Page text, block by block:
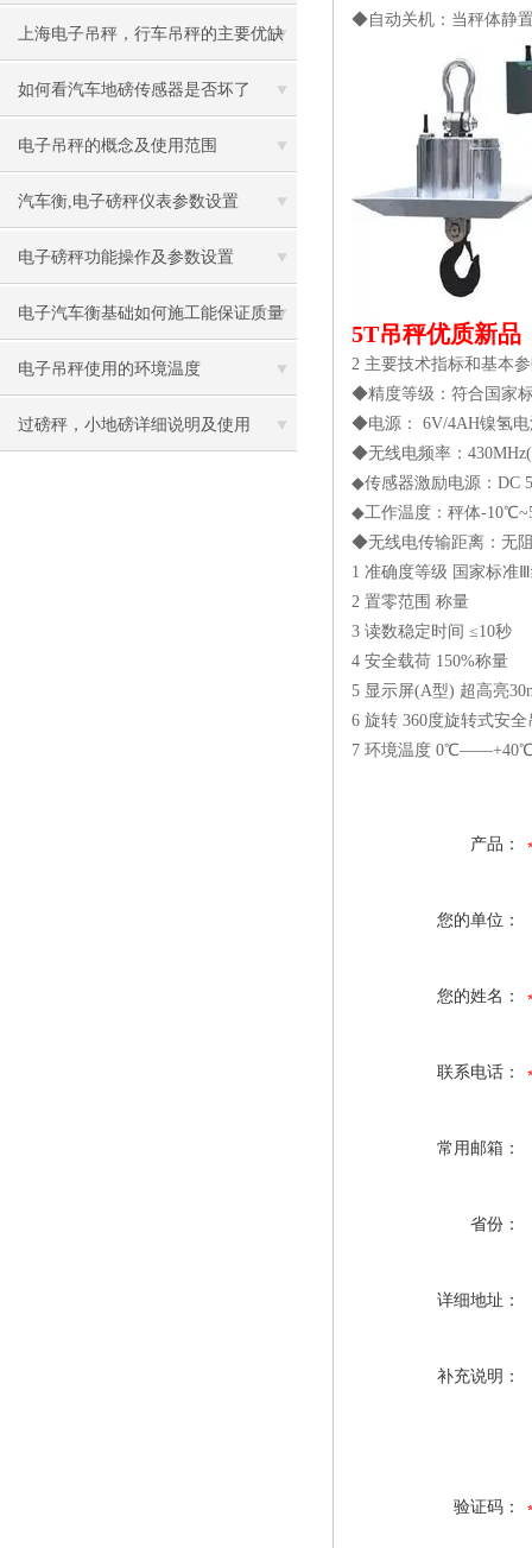
说明
上海电子吊秤，行车吊秤的主要优缺
点
如何看汽车地磅传感器是否坏了
电子吊秤的概念及使用范围
汽车衡,电子磅秤仪表参数设置
电子磅秤功能操作及参数设置
电子汽车衡基础如何施工能保证质量
电子吊秤使用的环境温度
过磅秤，小地磅详细说明及使用
◆自动关机：当秤体静
5T吊秤优质新品
2 主要技术指标和基本
◆精度等级：符合国家
◆电源： 6V/4AH镍氢电
◆无线电频率：
◆传感器激励电源：DC
◆工作温度：秤体-
◆无线电传输距离：无
1 准确度等级 国家标准Ⅲ
2 置零范围 称量
3 读数稳定时间 ≤10秒
4 安全载荷 150%称量
5 显示屏(A型) 超高亮
6 旋转 360度旋转式安
7 环境温度
产品：
您的单位：
您的姓名：
联系电话：
常用邮箱：
省份：
详细地址：
补充说明：
验证码：